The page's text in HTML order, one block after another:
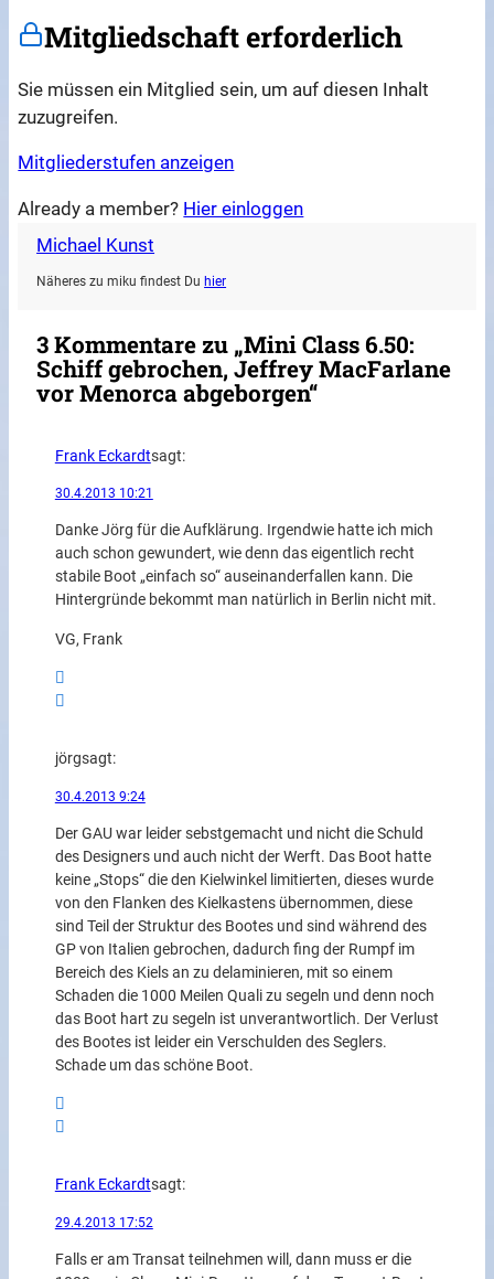
Mitgliedschaft erforderlich
Sie müssen ein Mitglied sein, um auf diesen Inhalt
zuzugreifen.
Mitgliederstufen anzeigen
Already a member? Hier einloggen
Michael Kunst
Näheres zu miku findest Du hier
3 Kommentare zu „Mini Class 6.50:
Schiff gebrochen, Jeffrey MacFarlane
vor Menorca abgeborgen“
Frank Eckardtsagt:
30.4.2013 10:21
Danke Jörg für die Aufklärung. Irgendwie hatte ich mich
auch schon gewundert, wie denn das eigentlich recht
stabile Boot „einfach so“ auseinanderfallen kann. Die
Hintergründe bekommt man natürlich in Berlin nicht mit.
VG, Frank
jörgsagt:
30.4.2013 9:24
Der GAU war leider sebstgemacht und nicht die Schuld
des Designers und auch nicht der Werft. Das Boot hatte
keine „Stops“ die den Kielwinkel limitierten, dieses wurde
von den Flanken des Kielkastens übernommen, diese
sind Teil der Struktur des Bootes und sind während des
GP von Italien gebrochen, dadurch fing der Rumpf im
Bereich des Kiels an zu delaminieren, mit so einem
Schaden die 1000 Meilen Quali zu segeln und denn noch
das Boot hart zu segeln ist unverantwortlich. Der Verlust
des Bootes ist leider ein Verschulden des Seglers.
Schade um das schöne Boot.
Frank Eckardtsagt:
29.4.2013 17:52
Falls er am Transat teilnehmen will, dann muss er die